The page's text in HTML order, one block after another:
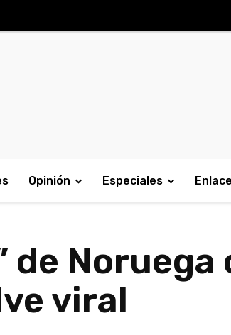
Opinión Especiales Enlace
de
viral